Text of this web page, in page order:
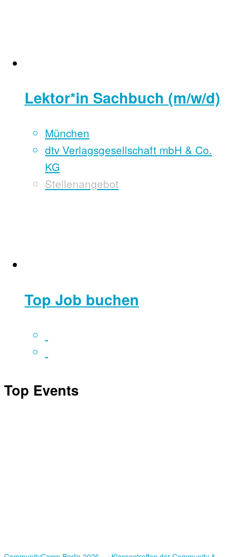
Lektor*in Sachbuch (m/w/d)
München
dtv Verlagsgesellschaft mbH & Co.
KG
Stellenangebot
Top Job buchen
Top Events